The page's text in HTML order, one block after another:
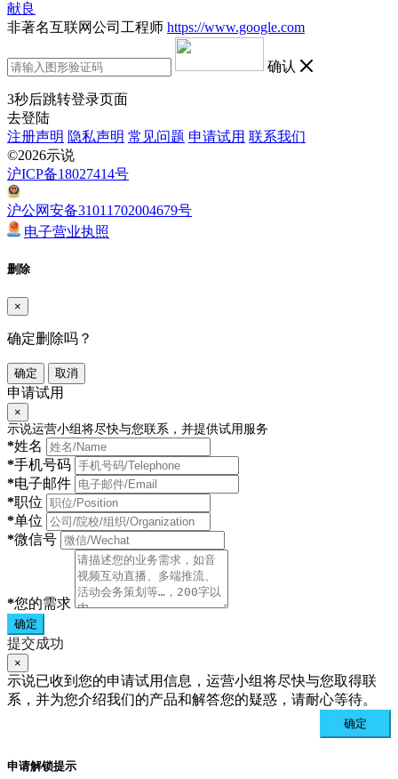
献良
非著名互联网公司工程师 https://www.google.com
确认
3秒后跳转登录页面
去登陆
注册声明 隐私声明 常见问题 申请试用 联系我们
©2026示说
沪ICP备18027414号
沪公网安备31011702004679号
电子营业执照
删除
×
确定删除吗？
确定 取消
申请试用
×
示说运营小组将尽快与您联系，并提供试用服务
*姓名
*手机号码
*电子邮件
*职位
*单位
*微信号
*您的需求
确定
提交成功
×
示说已收到您的申请试用信息，运营小组将尽快与您取得联
系，并为您介绍我们的产品和解答您的疑惑，请耐心等待。
确定
申请解锁提示